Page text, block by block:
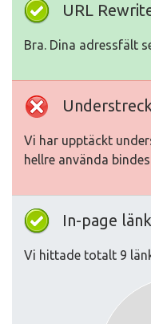
URL
Bra. Dina adressfält
Vi har upptäckt
hellre använda
In-page
Vi hittade totalt 9